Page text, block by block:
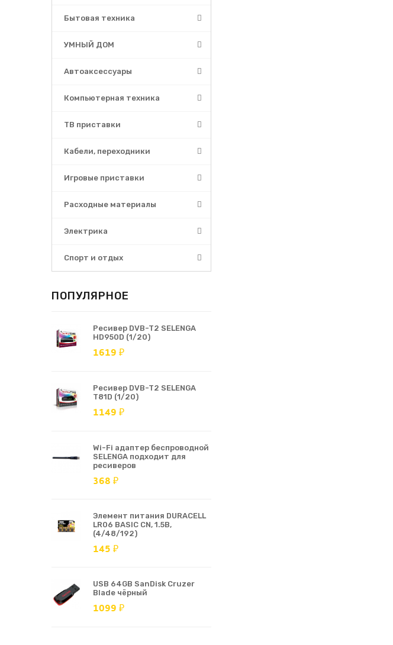
Бытовая техника
УМНЫЙ ДОМ
Автоаксессуары
Компьютерная техника
ТВ приставки
Кабели, переходники
Игровые приставки
Расходные материалы
Электрика
Спорт и отдых
ПОПУЛЯРНОЕ
Ресивер DVB-T2 SELENGA
HD950D (1/20)
1619 ₽
Ресивер DVB-T2 SELENGA
T81D (1/20)
1149 ₽
Wi-Fi адаптер беспроводной
SELENGA подходит для
ресиверов
368 ₽
Элемент питания DURACELL
LR06 BASIC CN, 1.5В,
(4/48/192)
145 ₽
USB 64GB SanDisk Cruzer
Blade чёрный
1099 ₽